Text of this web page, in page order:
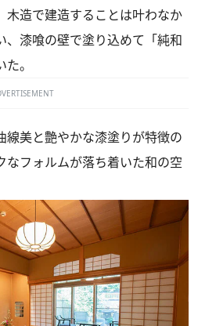
造で建造することは叶わなか
、漆喰の壁で塗り込めて「純和
。
美と艶やかな漆塗りが特徴の
なフォルムが落ち着いた和の空